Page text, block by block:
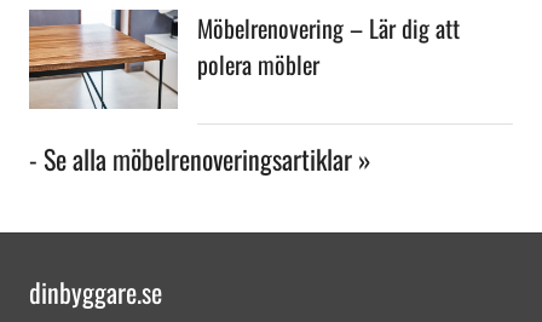
Möbelrenovering – Lär dig att
polera möbler
- Se alla möbelrenoveringsartiklar »
dinbyggare.se